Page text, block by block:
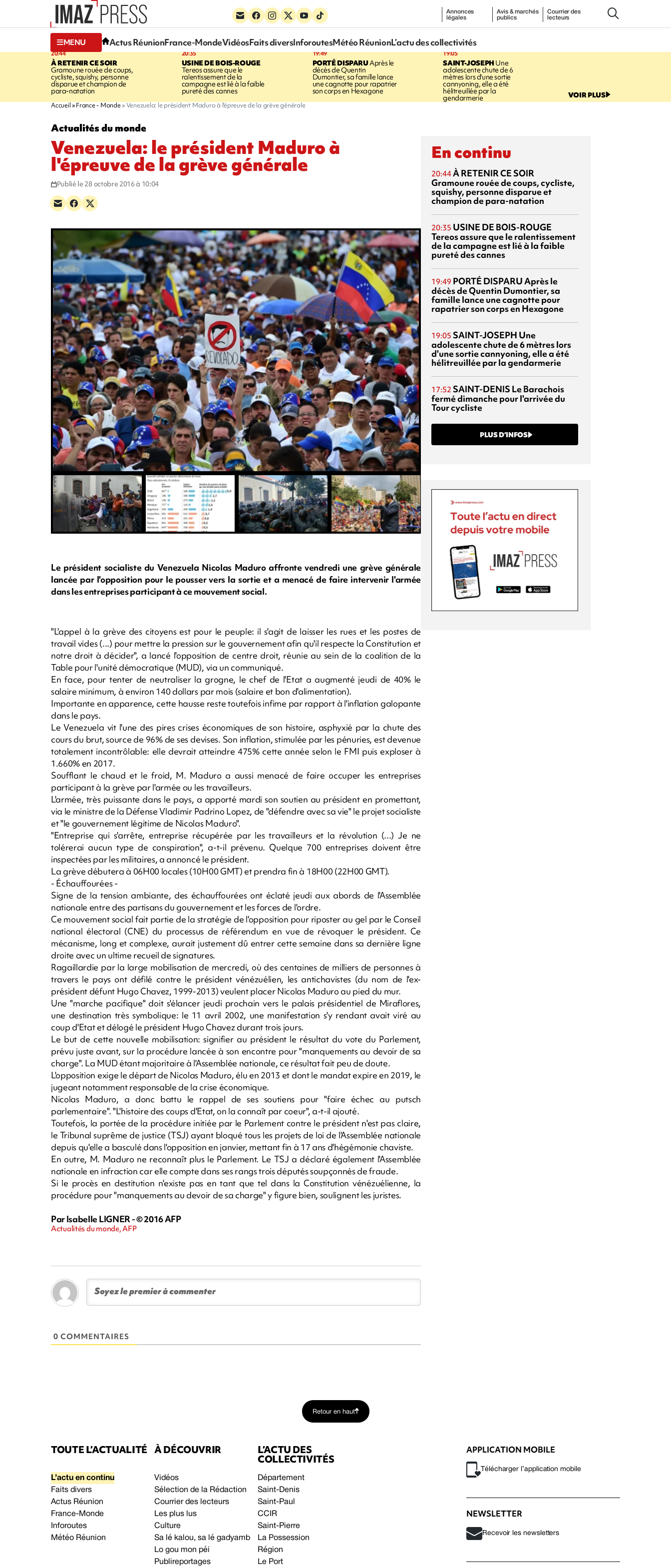
Annonces
légales
Avis & marchés
publics
Courrier des
lecteurs
MENU Actus RéunionFrance-MondeVidéosFaits diversInforoutesMétéo RéunionL’actu des collectivités
20:44
À RETENIR CE SOIR
Gramoune rouée de coups,
cycliste, squishy, personne
disparue et champion de
para-natation
20:35
USINE DE BOIS-ROUGE
Tereos assure que le
ralentissement de la
campagne est lié à la faible
pureté des cannes
19:49
PORTÉ DISPARUAprès le
décès de Quentin
Dumontier, sa famille lance
une cagnotte pour rapatrier
son corps en Hexagone
19:05
SAINT-JOSEPHUne
adolescente chute de 6
mètres lors d'une sortie
cannyoning, elle a été
hélitreuillée par la
gendarmerie VOIR PLUS
Accueil France - Monde Venezuela: le président Maduro à l'épreuve de la grève générale
Actualités du monde
Venezuela: le président Maduro à
l'épreuve de la grève générale
Publié le 28 octobre 2016 à 10:04
Le président socialiste du Venezuela Nicolas Maduro affronte vendredi une grève générale
lancée par l'opposition pour le pousser vers la sortie et a menacé de faire intervenir l'armée
dans les entreprises participant à ce mouvement social.
"L'appel à la grève des citoyens est pour le peuple: il s'agit de laisser les rues et les postes de
travail vides (...) pour mettre la pression sur le gouvernement afin qu'il respecte la Constitution et
notre droit à décider", a lancé l'opposition de centre droit, réunie au sein de la coalition de la
Table pour l'unité démocratique (MUD), via un communiqué.
En face, pour tenter de neutraliser la grogne, le chef de l'Etat a augmenté jeudi de 40% le
salaire minimum, à environ 140 dollars par mois (salaire et bon d'alimentation).
Importante en apparence, cette hausse reste toutefois infime par rapport à l'inflation galopante
dans le pays.
Le Venezuela vit l'une des pires crises économiques de son histoire, asphyxié par la chute des
cours du brut, source de 96% de ses devises. Son inflation, stimulée par les pénuries, est devenue
totalement incontrôlable: elle devrait atteindre 475% cette année selon le FMI puis exploser à
1.660% en 2017.
Soufflant le chaud et le froid, M. Maduro a aussi menacé de faire occuper les entreprises
participant à la grève par l'armée ou les travailleurs.
L'armée, très puissante dans le pays, a apporté mardi son soutien au président en promettant,
via le ministre de la Défense Vladimir Padrino Lopez, de "défendre avec sa vie" le projet socialiste
et "le gouvernement légitime de Nicolas Maduro".
"Entreprise qui s'arrête, entreprise récupérée par les travailleurs et la révolution (...) Je ne
tolérerai aucun type de conspiration", a-t-il prévenu. Quelque 700 entreprises doivent être
inspectées par les militaires, a annoncé le président.
La grève débutera à 06H00 locales (10H00 GMT) et prendra fin à 18H00 (22H00 GMT).
- Échauffourées -
Signe de la tension ambiante, des échauffourées ont éclaté jeudi aux abords de l'Assemblée
nationale entre des partisans du gouvernement et les forces de l'ordre.
Ce mouvement social fait partie de la stratégie de l'opposition pour riposter au gel par le Conseil
national électoral (CNE) du processus de référendum en vue de révoquer le président. Ce
mécanisme, long et complexe, aurait justement dû entrer cette semaine dans sa dernière ligne
droite avec un ultime recueil de signatures.
Ragaillardie par la large mobilisation de mercredi, où des centaines de milliers de personnes à
travers le pays ont défilé contre le président vénézuélien, les antichavistes (du nom de l'ex-
président défunt Hugo Chavez, 1999-2013) veulent placer Nicolas Maduro au pied du mur.
Une "marche pacifique" doit s'élancer jeudi prochain vers le palais présidentiel de Miraflores,
une destination très symbolique: le 11 avril 2002, une manifestation s'y rendant avait viré au
coup d'Etat et délogé le président Hugo Chavez durant trois jours.
Le but de cette nouvelle mobilisation: signifier au président le résultat du vote du Parlement,
prévu juste avant, sur la procédure lancée à son encontre pour "manquements au devoir de sa
charge". La MUD étant majoritaire à l'Assemblée nationale, ce résultat fait peu de doute.
L'opposition exige le départ de Nicolas Maduro, élu en 2013 et dont le mandat expire en 2019, le
jugeant notamment responsable de la crise économique.
Nicolas Maduro, a donc battu le rappel de ses soutiens pour "faire échec au putsch
parlementaire". "L'histoire des coups d'Etat, on la connaît par coeur", a-t-il ajouté.
Toutefois, la portée de la procédure initiée par le Parlement contre le président n'est pas claire,
le Tribunal suprême de justice (TSJ) ayant bloqué tous les projets de loi de l'Assemblée nationale
depuis qu'elle a basculé dans l'opposition en janvier, mettant fin à 17 ans d'hégémonie chaviste.
En outre, M. Maduro ne reconnaît plus le Parlement. Le TSJ a déclaré également l'Assemblée
nationale en infraction car elle compte dans ses rangs trois députés soupçonnés de fraude.
Si le procès en destitution n'existe pas en tant que tel dans la Constitution vénézuélienne, la
procédure pour "manquements au devoir de sa charge" y figure bien, soulignent les juristes.
Par Isabelle LIGNER - © 2016 AFP
Actualités du monde, AFP
0 COMMENTAIRES
En continu
20:44À RETENIR CE SOIR
Gramoune rouée de coups, cycliste,
squishy, personne disparue et
champion de para-natation
20:35 USINE DE BOIS-ROUGE
Tereos assure que le ralentissement
de la campagne est lié à la faible
pureté des cannes
19:49 PORTÉ DISPARUAprès le
décès de Quentin Dumontier, sa
famille lance une cagnotte pour
rapatrier son corps en Hexagone
19:05 SAINT-JOSEPH Une
adolescente chute de 6 mètres lors
d'une sortie cannyoning, elle a été
hélitreuillée par la gendarmerie
17:52 SAINT-DENIS Le Barachois
fermé dimanche pour l'arrivée du
Tour cycliste
PLUS D’INFOS
Retour en haut
TOUTE L’ACTUALITÉ
L’actu en continu
Faits divers
Actus Réunion
France-Monde
Inforoutes
Météo Réunion
À DÉCOUVRIR
Vidéos
Sélection de la Rédaction
Courrier des lecteurs
Les plus lus
Culture
Sa lé kalou, sa lé gadyamb
Lo gou mon péi
Publireportages
L’ACTU DES
COLLECTIVITÉS
Département
Saint-Denis
Saint-Paul
CCIR
Saint-Pierre
La Possession
Région
Le Port
APPLICATION MOBILE
Télécharger l’application mobile
NEWSLETTER
Recevoir les newsletters